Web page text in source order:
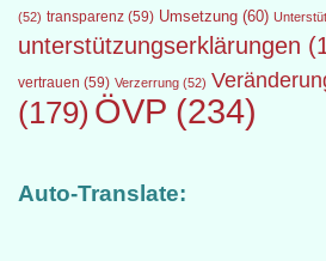
(52) transparenz (59) Umsetzung (60)
unterstützungserklärungen
vertrauen (59) Verzerrung (52)
(179) ÖVP (234)
Auto-Translate: